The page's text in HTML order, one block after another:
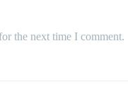
the next time I comment.